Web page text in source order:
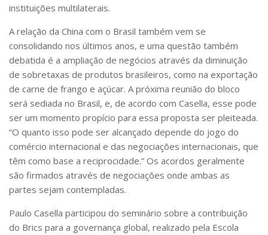
instituições multilaterais.
A relação da China com o Brasil também vem se
consolidando nos últimos anos, e uma questão também
debatida é a ampliação de negócios através da diminuição
de sobretaxas de produtos brasileiros, como na exportação
de carne de frango e açúcar. A próxima reunião do bloco
será sediada no Brasil, e, de acordo com Casella, esse pode
ser um momento propício para essa proposta ser pleiteada.
“O quanto isso pode ser alcançado depende do jogo do
comércio internacional e das negociações internacionais, que
têm como base a reciprocidade.” Os acordos geralmente
são firmados através de negociações onde ambas as
partes sejam contempladas.
Paulo Casella participou do seminário sobre a contribuição
do Brics para a governança global, realizado pela Escola